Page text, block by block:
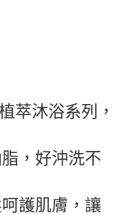
萃沐浴系列，
，好沖洗不
護肌膚，讓